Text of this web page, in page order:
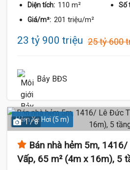
Diện tích: 110 m² Số
Giá/m²: 201 triệu/m²
23 tỷ 900 triệu 25 tỷ 600
Bảy BĐS
Hẻm Xe Hơi (5 m)
1 / 8
Bán nhà hẻm 5m,
Vấp, 65 m² (4m x 16m), 5